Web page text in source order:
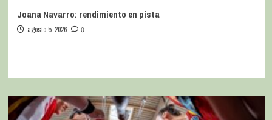
Joana Navarro: rendimiento en pista
agosto 5, 2026 0